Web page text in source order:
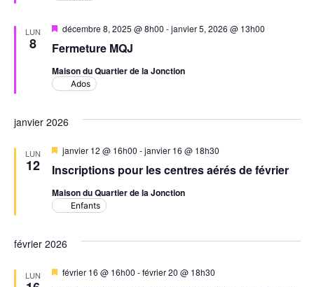
LUN
8 Fermeture MQJ
Mis
avant
décembre 8, 2025 @ 8h00 -janvier 5, 2026 @ 13h00
Maison du Quartier de la Jonction
Ados
janvier 2026
LUN
12 Inscriptions pour les centres aérés de février
Mis
avant
janvier 12 @ 16h00 -janvier 16 @ 18h30
Maison du Quartier de la Jonction
Enfants
février 2026
LUN
Mis
février 16 @ 16h00 -février 20 @ 18h30